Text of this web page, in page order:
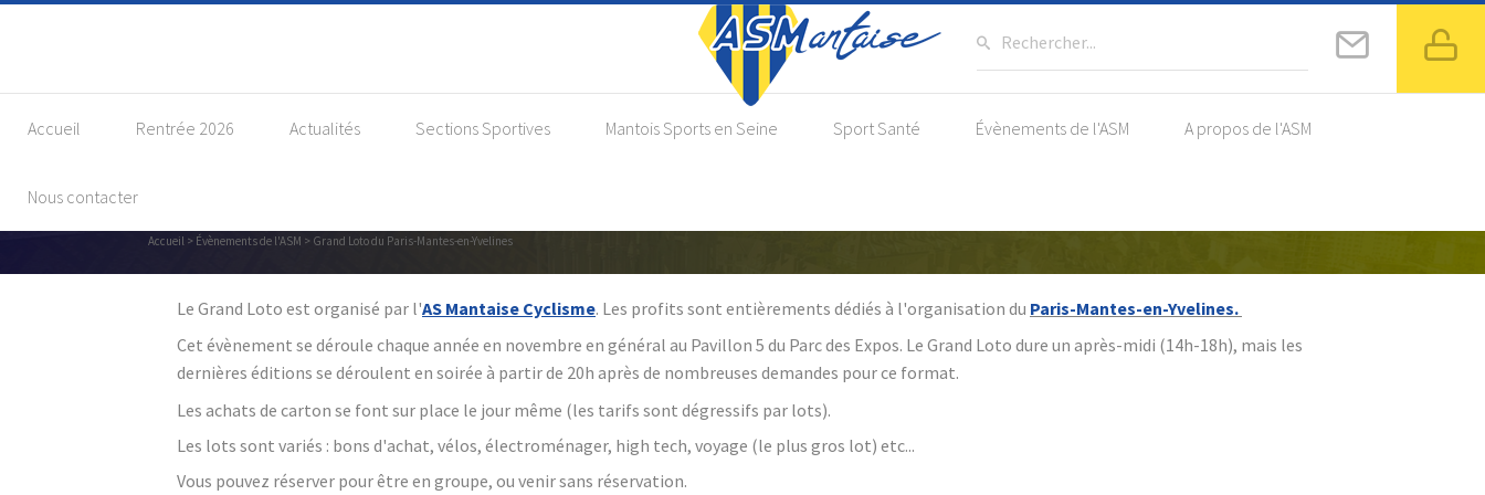
Rechercher...
Accueil Rentrée 2026 Actualités Sections Sportives Mantois Sports en Seine Sport Santé Évènements de l'ASM A propos de l'ASM
Nous contacter
Accueil > Évènements de l'ASM > Grand Loto du Paris-Mantes-en-Yvelines
Le Grand Loto est organisé par l'AS Mantaise Cyclisme. Les profits sont entièrements dédiés à l'organisation du Paris-Mantes-en-Yvelines.
Cet évènement se déroule chaque année en novembre en général au Pavillon 5 du Parc des Expos. Le Grand Loto dure un après-midi (14h-18h), mais les
dernières éditions se déroulent en soirée à partir de 20h après de nombreuses demandes pour ce format.
Les achats de carton se font sur place le jour même (les tarifs sont dégressifs par lots).
Les lots sont variés : bons d'achat, vélos, électroménager, high tech, voyage (le plus gros lot) etc...
Vous pouvez réserver pour être en groupe, ou venir sans réservation.